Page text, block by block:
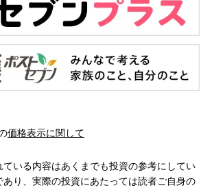
価格表示に関して
ている内容はあくまでも投資の参考にしてい
あり、実際の投資にあたっては読者ご自身の